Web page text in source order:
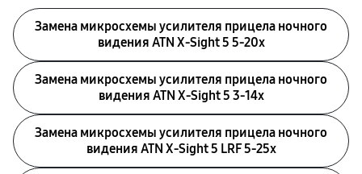
Замена микросхемы усилителя прицела ночного
видения ATN X-Sight 5 5-20x
Замена микросхемы усилителя прицела ночного
видения ATN X-Sight 5 3-14x
Замена микросхемы усилителя прицела ночного
видения ATN X-Sight 5 LRF 5-25x